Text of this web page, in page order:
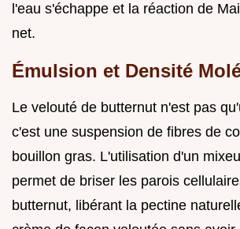
l'eau s'échappe et la réaction de
net.
Émulsion et Densité
Le velouté de butternut n'est pas
c'est une suspension de fibres de
bouillon gras. L'utilisation d'un
permet de briser les parois
butternut, libérant la pectine